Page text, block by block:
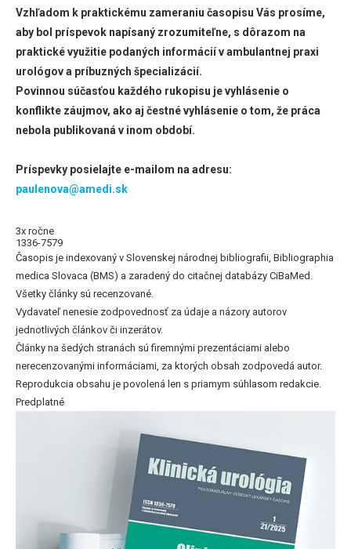
Vzhľadom k praktickému zameraniu časopisu Vás prosíme,
aby bol príspevok napísaný zrozumiteľne, s dôrazom na
praktické využitie podaných informácií v ambulantnej praxi
urológov a príbuzných špecializácií.
Povinnou súčasťou každého rukopisu je vyhlásenie o
konflikte záujmov, ako aj čestné vyhlásenie o tom, že práca
nebola publikovaná v inom období.
Príspevky posielajte e-mailom na adresu:
paulenova@amedi.sk
3x ročne
1336-7579
Časopis je indexovaný v Slovenskej národnej bibliografii, Bibliographia
medica Slovaca (BMS) a zaradený do citačnej databázy CiBaMed.
Všetky články sú recenzované.
Vydavateľ nenesie zodpovednosť za údaje a názory autorov
jednotlivých článkov či inzerátov.
Články na šedých stranách sú firemnými prezentáciami alebo
nerecenzovanými informáciami, za ktorých obsah zodpovedá autor.
Reprodukcia obsahu je povolená len s priamym súhlasom redakcie.
Predplatné